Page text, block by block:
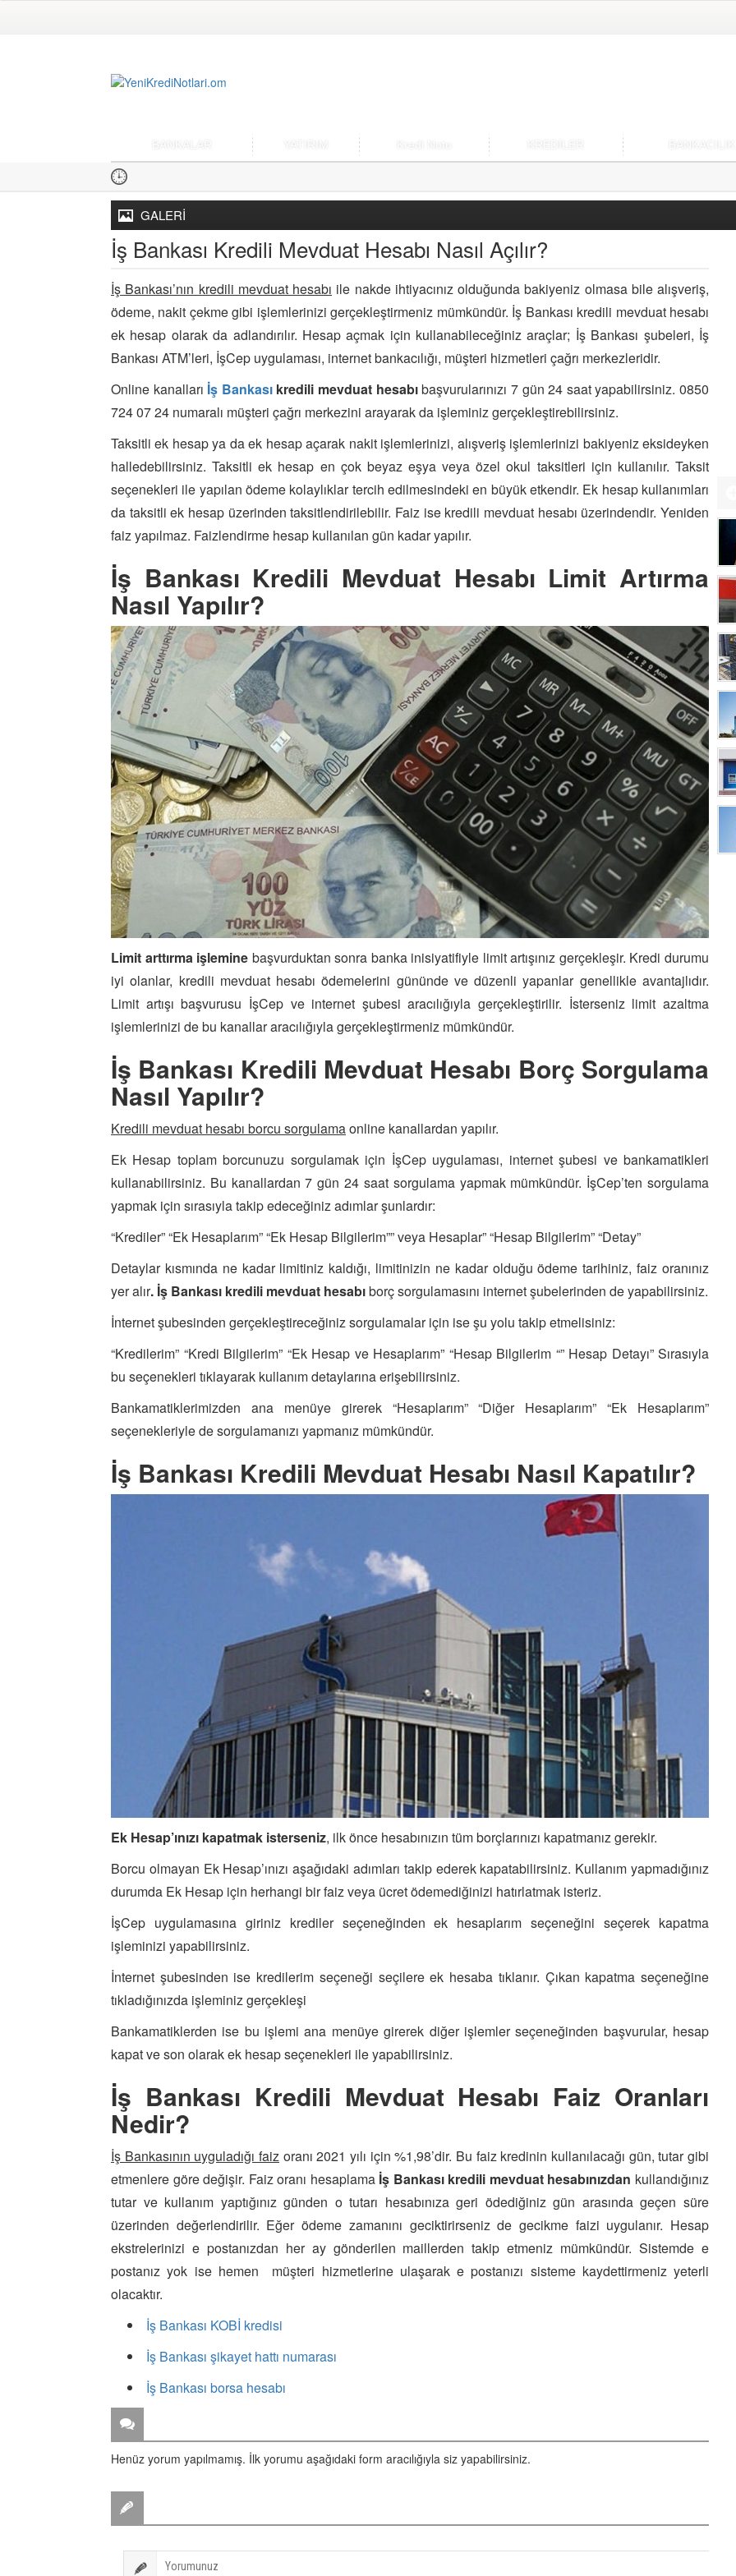
GALERİ
İş Bankası Kredili Mevduat Hesabı Nasıl Açılır?
İş Bankası’nın kredili mevduat hesabı ile nakde ihtiyacınız olduğunda bakiyeniz olmasa bile alışveriş,
ödeme, nakit çekme gibi işlemlerinizi gerçekleştirmeniz mümkündür. İş Bankası kredili mevduat hesabı
ek hesap olarak da adlandırılır. Hesap açmak için kullanabileceğiniz araçlar; İş Bankası şubeleri, İş
Bankası ATM’leri, İşCep uygulaması, internet bankacılığı, müşteri hizmetleri çağrı merkezleridir.
Online kanalları İş Bankasıkredili mevduat hesabıbaşvurularınızı 7 gün 24 saat yapabilirsiniz. 0850
724 07 24 numaralı müşteri çağrı merkezini arayarak da işleminiz gerçekleştirebilirsiniz.
Taksitli ek hesap ya da ek hesap açarak nakit işlemlerinizi, alışveriş işlemlerinizi bakiyeniz eksideyken
halledebilirsiniz. Taksitli ek hesap en çok beyaz eşya veya özel okul taksitleri için kullanılır. Taksit
seçenekleri ile yapılan ödeme kolaylıklar tercih edilmesindeki en büyük etkendir. Ek hesap kullanımları
da taksitli ek hesap üzerinden taksitlendirilebilir. Faiz ise kredili mevduat hesabı üzerindendir. Yeniden
faiz yapılmaz. Faizlendirme hesap kullanılan gün kadar yapılır.
İş Bankası Kredili Mevduat Hesabı Limit Artırma
Nasıl Yapılır?
Limit arttırma işlemine başvurduktan sonra banka inisiyatifiyle limit artışınız gerçekleşir. Kredi durumu
iyi olanlar, kredili mevduat hesabı ödemelerini gününde ve düzenli yapanlar genellikle avantajlıdır.
Limit artışı başvurusu İşCep ve internet şubesi aracılığıyla gerçekleştirilir. İsterseniz limit azaltma
işlemlerinizi de bu kanallar aracılığıyla gerçekleştirmeniz mümkündür.
İş Bankası Kredili Mevduat Hesabı Borç Sorgulama
Nasıl Yapılır?
Kredili mevduat hesabı borcu sorgulamaonline kanallardan yapılır.
Ek Hesap toplam borcunuzu sorgulamak için İşCep uygulaması, internet şubesi ve bankamatikleri
kullanabilirsiniz. Bu kanallardan 7 gün 24 saat sorgulama yapmak mümkündür. İşCep’ten sorgulama
yapmak için sırasıyla takip edeceğiniz adımlar şunlardır:
“Krediler” “Ek Hesaplarım” “Ek Hesap Bilgilerim”” veya Hesaplar” “Hesap Bilgilerim” “Detay”
Detaylar kısmında ne kadar limitiniz kaldığı, limitinizin ne kadar olduğu ödeme tarihiniz, faiz oranınız
yer alır. İş Bankası kredili mevduat hesabıborç sorgulamasını internet şubelerinden de yapabilirsiniz.
İnternet şubesinden gerçekleştireceğiniz sorgulamalar için ise şu yolu takip etmelisiniz:
“Kredilerim” “Kredi Bilgilerim” “Ek Hesap ve Hesaplarım” “Hesap Bilgilerim “” Hesap Detayı” Sırasıyla
bu seçenekleri tıklayarak kullanım detaylarına erişebilirsiniz.
Bankamatiklerimizden ana menüye girerek “Hesaplarım” “Diğer Hesaplarım” “Ek Hesaplarım”
seçenekleriyle de sorgulamanızı yapmanız mümkündür.
İş Bankası Kredili Mevduat Hesabı Nasıl Kapatılır?
Ek Hesap’ınızı kapatmak isterseniz, ilk önce hesabınızın tüm borçlarınızı kapatmanız gerekir.
Borcu olmayan Ek Hesap’ınızı aşağıdaki adımları takip ederek kapatabilirsiniz. Kullanım yapmadığınız
durumda Ek Hesap için herhangi bir faiz veya ücret ödemediğinizi hatırlatmak isteriz.
İşCep uygulamasına giriniz krediler seçeneğinden ek hesaplarım seçeneğini seçerek kapatma
işleminizi yapabilirsiniz.
İnternet şubesinden ise kredilerim seçeneği seçilere ek hesaba tıklanır. Çıkan kapatma seçeneğine
tıkladığınızda işleminiz gerçekleşi
Bankamatiklerden ise bu işlemi ana menüye girerek diğer işlemler seçeneğinden başvurular, hesap
kapat ve son olarak ek hesap seçenekleri ile yapabilirsiniz.
İş Bankası Kredili Mevduat Hesabı Faiz Oranları
Nedir?
İş Bankasının uyguladığı faiz oranı 2021 yılı için %1,98’dir. Bu faiz kredinin kullanılacağı gün, tutar gibi
etmenlere göre değişir. Faiz oranı hesaplama İş Bankası kredili mevduat hesabınızdan kullandığınız
tutar ve kullanım yaptığınız günden o tutarı hesabınıza geri ödediğiniz gün arasında geçen süre
üzerinden değerlendirilir. Eğer ödeme zamanını geciktirirseniz de gecikme faizi uygulanır. Hesap
ekstrelerinizi e postanızdan her ay gönderilen maillerden takip etmeniz mümkündür. Sistemde e
postanız yok ise hemen müşteri hizmetlerine ulaşarak e postanızı sisteme kaydettirmeniz yeterli
olacaktır.
İş Bankası KOBİ kredisi
İş Bankası şikayet hattı numarası
İş Bankası borsa hesabı
Henüz yorum yapılmamış. İlk yorumu aşağıdaki form aracılığıyla siz yapabilirsiniz.